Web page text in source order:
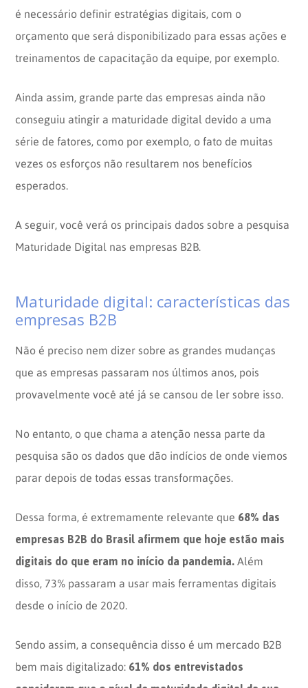
é necessário definir estratégias digitais, com o
orçamento que será disponibilizado para essas ações e
treinamentos de capacitação da equipe, por exemplo.
Ainda assim, grande parte das empresas ainda não
conseguiu atingir a maturidade digital devido a uma
série de fatores, como por exemplo, o fato de muitas
vezes os esforços não resultarem nos benefícios
esperados.
A seguir, você verá os principais dados sobre a pesquisa
Maturidade Digital nas empresas B2B.
Maturidade digital: características das
empresas B2B
Não é preciso nem dizer sobre as grandes mudanças
que as empresas passaram nos últimos anos, pois
provavelmente você até já se cansou de ler sobre isso.
No entanto, o que chama a atenção nessa parte da
pesquisa são os dados que dão indícios de onde viemos
parar depois de todas essas transformações.
Dessa forma, é extremamente relevante que 68% das
empresas B2B do Brasil afirmem que hoje estão mais
digitais do que eram no início da pandemia. Além
disso, 73% passaram a usar mais ferramentas digitais
desde o início de 2020.
Sendo assim, a consequência disso é um mercado B2B
bem mais digitalizado: 61% dos entrevistados